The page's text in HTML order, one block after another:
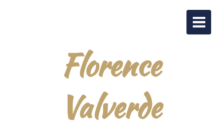
Florence
Valverde